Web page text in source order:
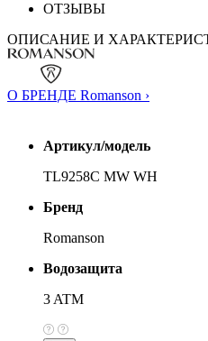
ОТЗЫВЫ
ОПИСАНИЕ И
О БРЕНДЕ Romanson ›
Артикул/модель
TL9258C MW WH
Бренд
Romanson
Водозащита
3 ATM